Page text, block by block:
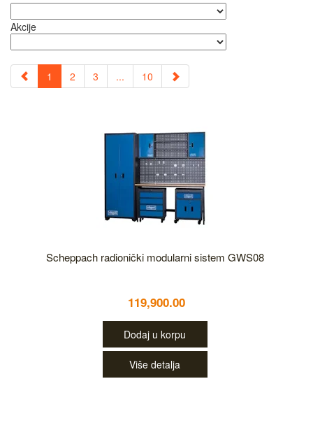
Akcije
1 2 3 ... 10
Scheppach radionički modularni sistem GWS08
119,900.00
Dodaj u korpu
Više detalja